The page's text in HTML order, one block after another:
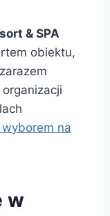
& SPA
obiektu,
na
w